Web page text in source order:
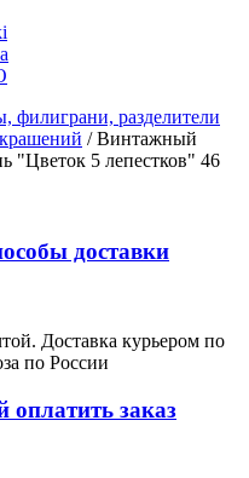
филиграни, разделители
/ Винтажный
"Цветок 5 лепестков" 46
доставки
Доставка курьером по
по России
оплатить заказ